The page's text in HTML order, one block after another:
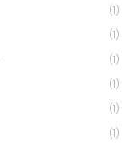
(1)
(1)
(1)
(1)
(1)
(1)